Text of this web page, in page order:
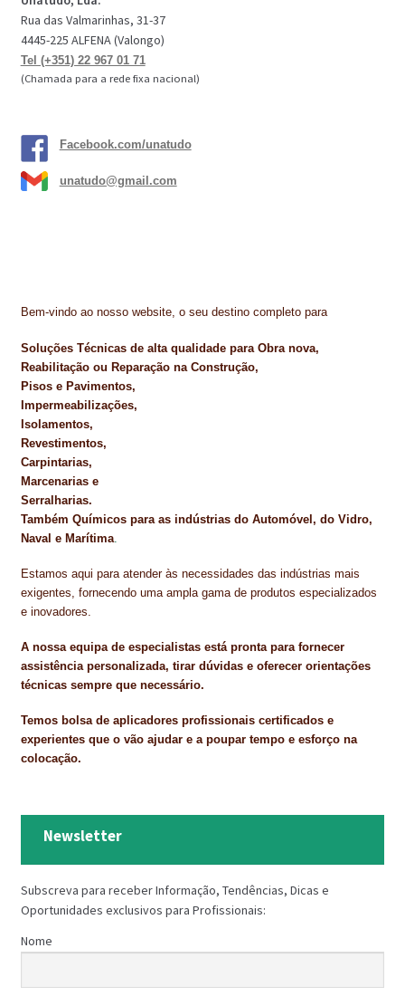
Rua das Valmarinhas, 31-37
4445-225 ALFENA (Valongo)
Tel (+351) 22 967 01 71
(Chamada para a rede fixa nacional)
Facebook.com/unatudo
unatudo@gmail.com
Bem-vindo ao nosso website, o seu destino completo para
Soluções Técnicas de alta qualidade para Obra nova,
Reabilitação ou Reparação na Construção,
Pisos e Pavimentos,
Impermeabilizações,
Isolamentos,
Revestimentos,
Carpintarias,
Marcenarias e
Serralharias.
Também Químicos para as indústrias do Automóvel, do Vidro,
Naval e Marítima.
Estamos aqui para atender às necessidades das indústrias mais
exigentes, fornecendo uma ampla gama de produtos especializados
e inovadores.
A nossa equipa de especialistas está pronta para fornecer
assistência personalizada, tirar dúvidas e oferecer orientações
técnicas sempre que necessário.
Temos bolsa de aplicadores profissionais certificados e
experientes que o vão ajudar e a poupar tempo e esforço na
colocação.
Newsletter
Subscreva para receber Informação, Tendências, Dicas e
Oportunidades exclusivos para Profissionais:
Nome